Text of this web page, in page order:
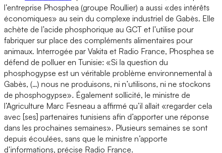
l’entreprise Phosphea (groupe Roullier) a aussi «des intérêts
économiques» au sein du complexe industriel de Gabès. Elle
achète de l’acide phosphorique au GCT et l’utilise pour
fabriquer sur place des compléments alimentaires pour
animaux. Interrogée par Vakita et Radio France, Phosphea se
défend de polluer en Tunisie: «Si la question du
phosphogypse est un véritable problème environnemental à
Gabès, (…) nous ne produisons, ni n’utilisons, ni ne stockons
de phosphogypse». Également sollicité, le ministre de
l’Agriculture Marc Fesneau a affirmé qu’il allait «regarder cela
avec [ses] partenaires tunisiens afin d’apporter une réponse
dans les prochaines semaines». Plusieurs semaines se sont
depuis écoulées, sans que le ministre n’apporte
d’informations, précise Radio France.